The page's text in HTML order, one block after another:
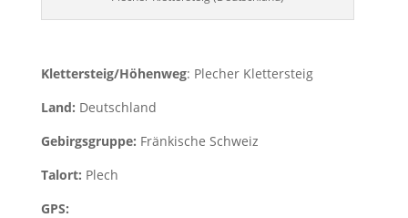
Klettersteig/Höhenweg: Plecher Klettersteig
Land: Deutschland
Gebirgsgruppe: Fränkische Schweiz
Talort: Plech
GPS: